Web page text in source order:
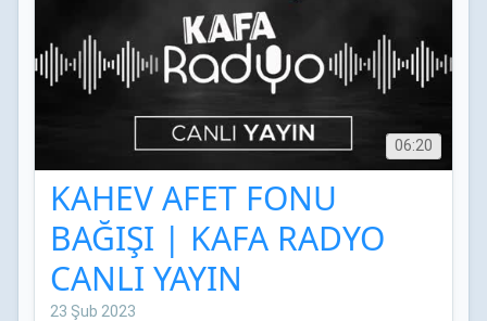
06:20
KAHEV AFET FONU
BAĞIŞI | KAFA RADYO
CANLI YAYIN
23 Şub 2023